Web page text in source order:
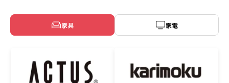
家具 家電